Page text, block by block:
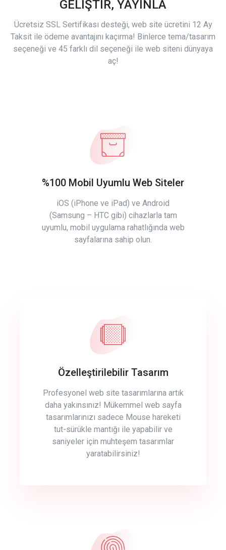
GELİŞTİR, YAYINLA
Ücretsiz SSL Sertifikası desteği, web site ücretini 12 Ay
Taksit ile ödeme avantajını kaçırma! Binlerce tema/tasarım
seçeneği ve 45 farklı dil seçeneği ile web siteni dünyaya
aç!
%100 Mobil Uyumlu Web Siteler
iOS (iPhone ve iPad) ve Android
(Samsung – HTC gibi) cihazlarla tam
uyumlu, mobil uygulama rahatlığında web
sayfalarına sahip olun.
Özelleştirilebilir Tasarım
Profesyonel web site tasarımlarına artık
daha yakınsınız! Mükemmel web sayfa
tasarımlarınızı sadece Mouse hareketi
tut-sürükle mantığı ile yapabilir ve
saniyeler için muhteşem tasarımlar
yaratabilirsiniz!